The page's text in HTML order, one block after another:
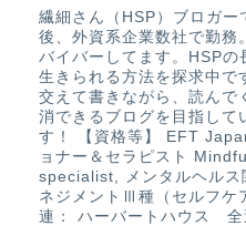
繊細さん（HSP）ブロガ
後、外資系企業数社で勤務
バイバーしてます。HSPの
生きられる方法を探求中で
交えて書きながら、読んで
消できるブログを目指して
す！ 【資格等】 EFT
ョナー＆セラピスト
specialist, メンタルヘルス
ネジメントⅢ種（セルフケ
連： ハーバートハウス 全